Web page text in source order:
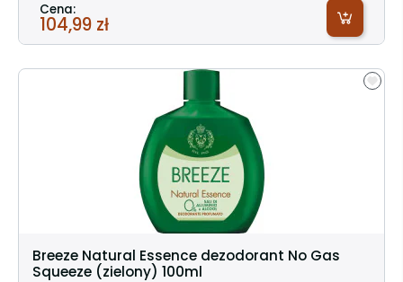
Cena:
104,99 zł
Breeze Natural Essence dezodorant No Gas
Squeeze (zielony) 100ml